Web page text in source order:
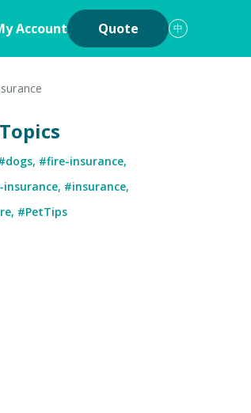
Insurance
Account Quote 中
, #fire-insurance,
, #insurance,
, #PetTips